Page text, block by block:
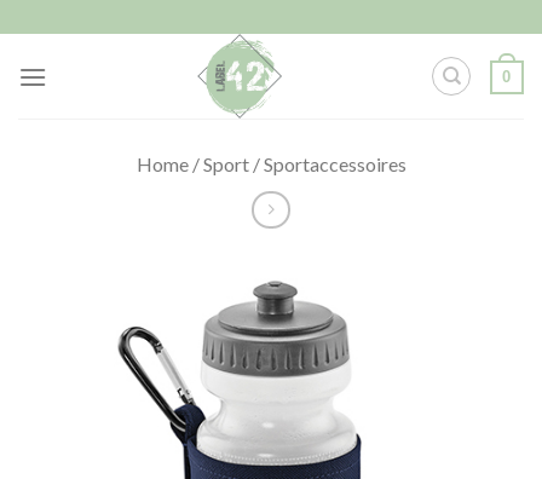
content
0
Home /Sport /Sportaccessoires